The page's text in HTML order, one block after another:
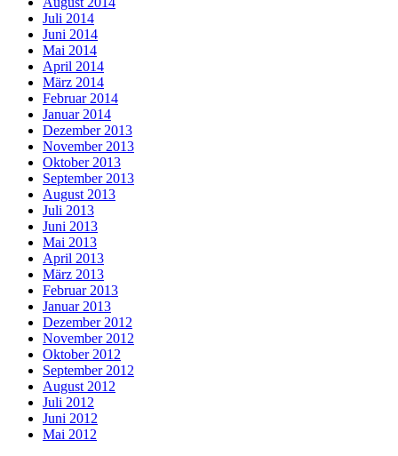
Juli 2014
Juni 2014
Mai 2014
April 2014
März 2014
Februar 2014
Januar 2014
Dezember 2013
November 2013
Oktober 2013
September 2013
August 2013
Juli 2013
Juni 2013
Mai 2013
April 2013
März 2013
Februar 2013
Januar 2013
Dezember 2012
November 2012
Oktober 2012
September 2012
August 2012
Juli 2012
Juni 2012
Mai 2012